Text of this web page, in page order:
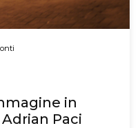
in
Paci